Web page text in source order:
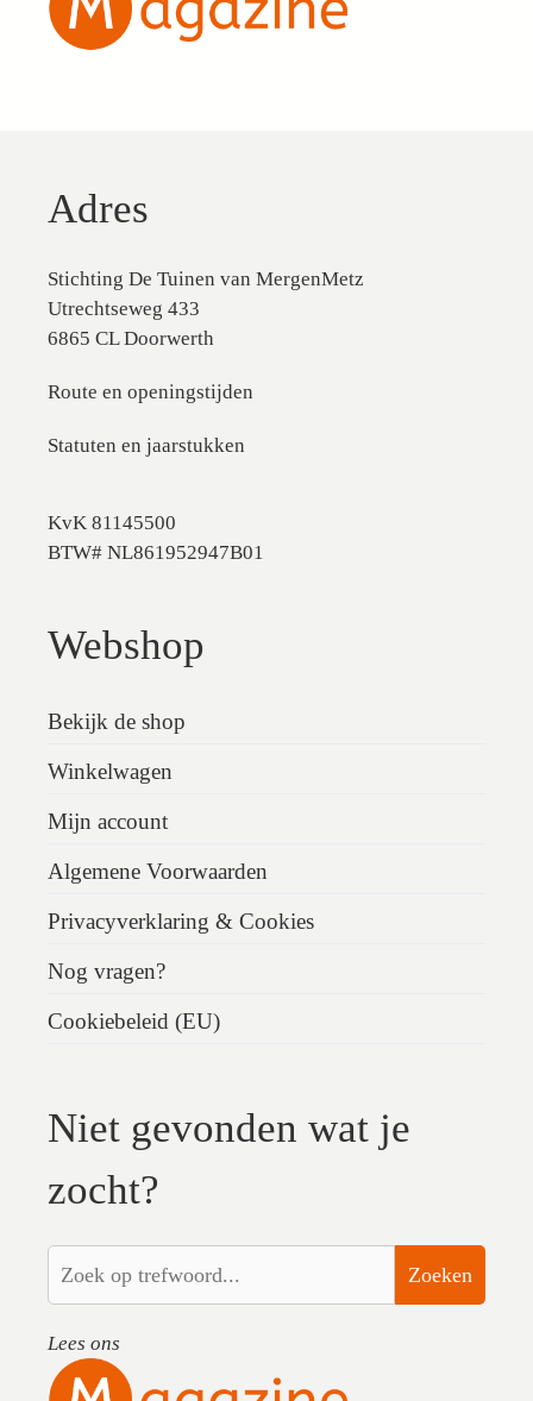
Adres
Stichting De Tuinen van MergenMetz
Utrechtseweg 433
6865 CL Doorwerth
Route en openingstijden
Statuten en jaarstukken
KvK 81145500
BTW# NL861952947B01
Webshop
Bekijk de shop
Winkelwagen
Mijn account
Algemene Voorwaarden
Privacyverklaring & Cookies
Nog vragen?
Cookiebeleid (EU)
Niet gevonden wat je
zocht?
Zoeken
Lees ons